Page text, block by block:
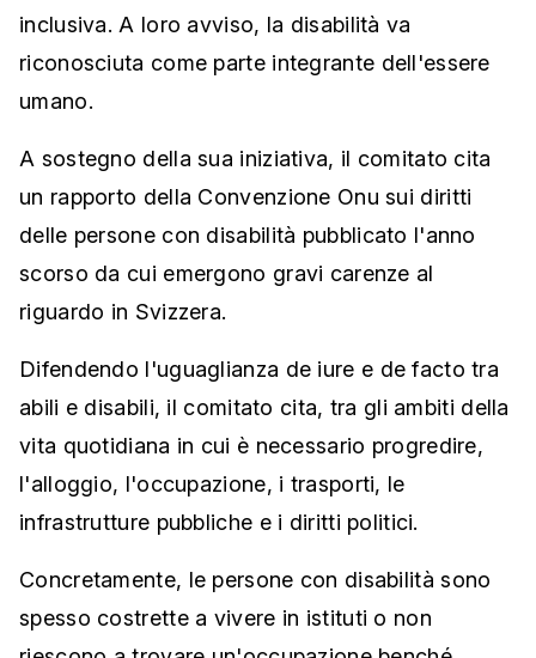
inclusiva. A loro avviso, la disabilità va
riconosciuta come parte integrante dell'essere
umano.
A sostegno della sua iniziativa, il comitato cita
un rapporto della Convenzione Onu sui diritti
delle persone con disabilità pubblicato l'anno
scorso da cui emergono gravi carenze al
riguardo in Svizzera.
Difendendo l'uguaglianza de iure e de facto tra
abili e disabili, il comitato cita, tra gli ambiti della
vita quotidiana in cui è necessario progredire,
l'alloggio, l'occupazione, i trasporti, le
infrastrutture pubbliche e i diritti politici.
Concretamente, le persone con disabilità sono
spesso costrette a vivere in istituti o non